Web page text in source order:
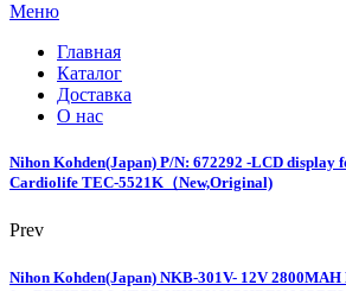
Меню
Главная
Каталог
Доставка
О нас
Nihon Kohden(Japan) P/N: 672292 -LCD display
Cardiolife TEC-5521K（New,Original)
Prev
Nihon Kohden(Japan) NKB-301V- 12V